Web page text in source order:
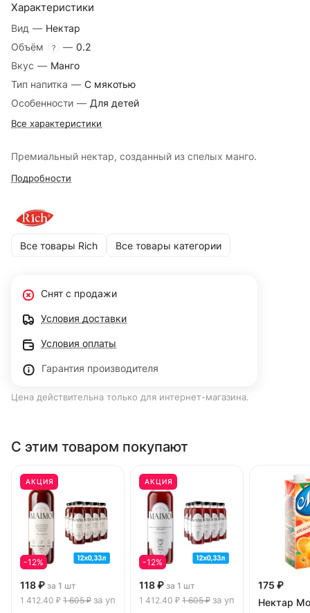
Характеристики
Вид — Нектар
Объём
? — 0.2
Вкус — Манго
Тип напитка — С мякотью
Особенности — Для детей
Все характеристики
Премиальный нектар, созданный из спелых манго.
Подробности
Все товары Rich Все товары категории
Снят с продажи
Условия доставки
Условия оплаты
Гарантия производителя
Цена действительна только для интернет-магазина.
С этим товаром покупают
АКЦИЯ
-12%
118 ₽ за 1 шт
1 412.40 ₽ 1 605 ₽ за уп
АКЦИЯ
-12%
118 ₽ за 1 шт
1 412.40 ₽ 1 605 ₽ за уп
175 ₽
Нектар